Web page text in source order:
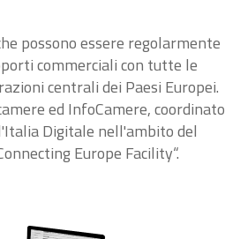
possono essere regolarmente
commerciali con tutte le
centrali dei Paesi Europei.
ed InfoCamere, coordinato
Digitale nell'ambito del
Europe Facility“.